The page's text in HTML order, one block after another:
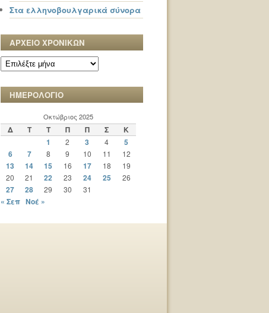
Στα ελληνοβουλγαρικά σύνορα
ΑΡΧΕΙΟ ΧΡΟΝΙΚΩΝ
ΑΡΧΕΙΟ
ΧΡΟΝΙΚΩΝ
ΗΜΕΡΟΛΟΓΙΟ
Οκτώβριος 2025
Δ Τ Τ Π Π Σ
Κ
1
2 3 4
5
6
7 8 9 10 11 12
13 14 15 16 17 18
19
20
21 22 23 24 25 26
27 28 29 30 31
« Σεπ Νοέ »